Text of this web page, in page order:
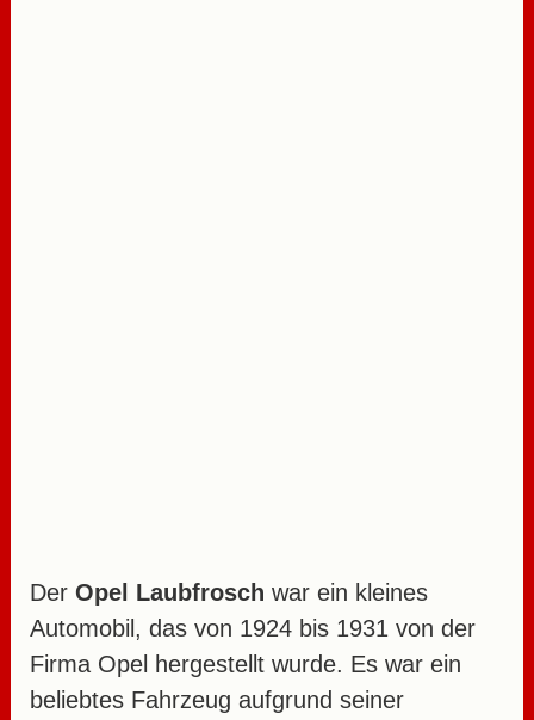
Der Opel Laubfrosch war ein kleines
Automobil, das von 1924 bis 1931 von der
Firma Opel hergestellt wurde. Es war ein
beliebtes Fahrzeug aufgrund seiner